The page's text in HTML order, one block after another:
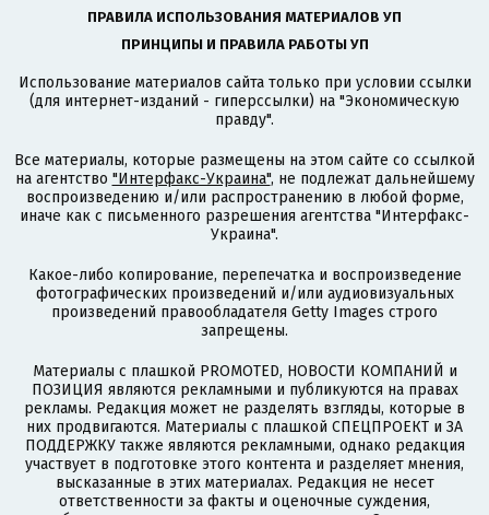
ПРАВИЛА ИСПОЛЬЗОВАНИЯ МАТЕРИАЛОВ УП
ПРИНЦИПЫ И ПРАВИЛА РАБОТЫ УП
Использование материалов сайта только при условии ссылки
(для интернет-изданий - гиперссылки) на "Экономическую
правду".
Все материалы, которые размещены на этом сайте со ссылкой
на агентство "Интерфакс-Украина", не подлежат дальнейшему
воспроизведению и/или распространению в любой форме,
иначе как с письменного разрешения агентства "Интерфакс-
Украина".
Какое-либо копирование, перепечатка и воспроизведение
фотографических произведений и/или аудиовизуальных
произведений правообладателя Getty Images строго
запрещены.
Материалы с плашкой PROMOTED, НОВОСТИ КОМПАНИЙ и
ПОЗИЦИЯ являются рекламными и публикуются на правах
рекламы. Редакция может не разделять взгляды, которые в
них продвигаются. Материалы с плашкой СПЕЦПРОЕКТ и ЗА
ПОДДЕРЖКУ также являются рекламными, однако редакция
участвует в подготовке этого контента и разделяет мнения,
высказанные в этих материалах. Редакция не несет
ответственности за факты и оценочные суждения,